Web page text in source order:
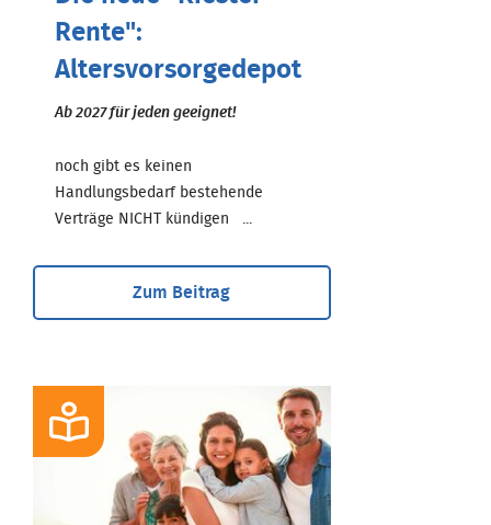
Rente":
Altersvorsorgedepot
Ab 2027 für jeden geeignet!
noch gibt es keinen
Handlungsbedarf bestehende
Verträge NICHT kündigen ...
Zum Beitrag